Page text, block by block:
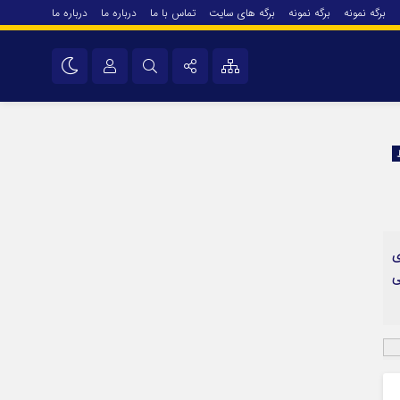
برگه نمونه برگه نمونه برگه های سایت تماس با ما درباره ما درباره ما